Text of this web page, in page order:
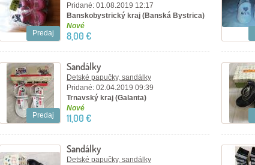
Predaj
Pridané: 01.08.2019 12:17
Banskobystrický kraj (Banská Bystrica)
Nové
8,00 €
Predaj
Sandálky
Detské papučky, sandálky
Pridané: 02.04.2019 09:39
Trnavský kraj (Galanta)
Nové
11,00 €
Sandálky
Detské papučky, sandálky